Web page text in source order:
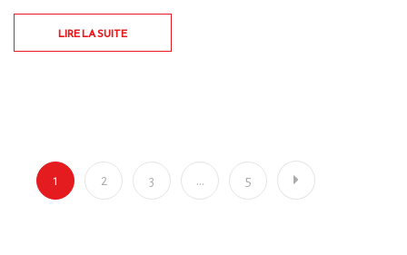
LIRE LA SUITE
1 2 3 … 5